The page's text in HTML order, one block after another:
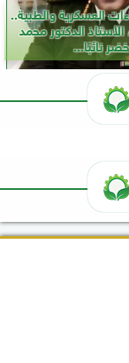
العسكرية والطبية..
الأستاذ الدكتور محمد
نائبًا...